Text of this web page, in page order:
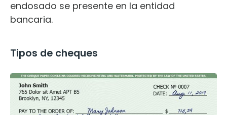
endosado se presente en la entidad
bancaria.
Tipos de cheques